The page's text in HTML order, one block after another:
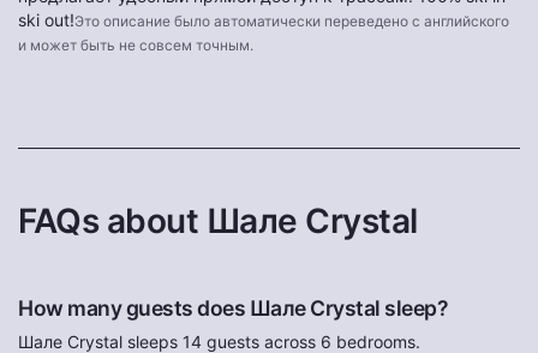
ski out!Это описание было автоматически переведено с английского
и может быть не совсем точным.
FAQs about Шале Crystal
How many guests does Шале Crystal sleep?
Шале Crystal sleeps 14 guests across 6 bedrooms.